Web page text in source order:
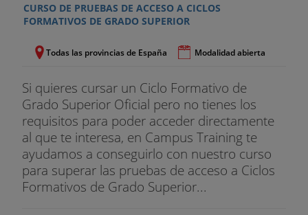
CURSO DE PRUEBAS DE ACCESO A CICLOS
FORMATIVOS DE GRADO SUPERIOR
Todas las provincias de España Modalidad abierta
Si quieres cursar un Ciclo Formativo de
Grado Superior Oficial pero no tienes los
requisitos para poder acceder directamente
al que te interesa, en Campus Training te
ayudamos a conseguirlo con nuestro curso
para superar las pruebas de acceso a Ciclos
Formativos de Grado Superior...